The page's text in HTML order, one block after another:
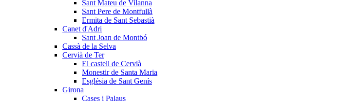
Sant Mateu de Vilanna
Sant Pere de Montfullà
Ermita de Sant Sebastià
Canet d'Adri
Sant Joan de Montbó
Cassà de la Selva
Cervià de Ter
El castell de Cervià
Monestir de Santa Maria
Església de Sant Genís
Girona
Cases i Palaus